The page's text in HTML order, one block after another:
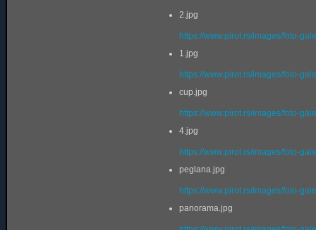
2.jpg
https://www.pirot.rs/images/foto-
1.jpg
https://www.pirot.rs/images/foto-
cup.jpg
https://www.pirot.rs/images/foto-
4.jpg
https://www.pirot.rs/images/foto-
peglana.jpg
https://www.pirot.rs/images/foto-
panorama.jpg